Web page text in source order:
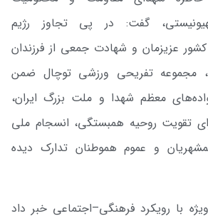
گفت: در پی تجاوز رژیم
عزیزمان و شهادت جمعی از فرزندان
مجموعه تفریحی ورزشی توچال ضمن
معظم شهدا و ملت بزرگ ایران،
تقویت روحیه همبستگی، انسجام ملی
و عموم هموطنان تدارک دیده
با رویکرد فرهنگی–اجتماعی خبر داد